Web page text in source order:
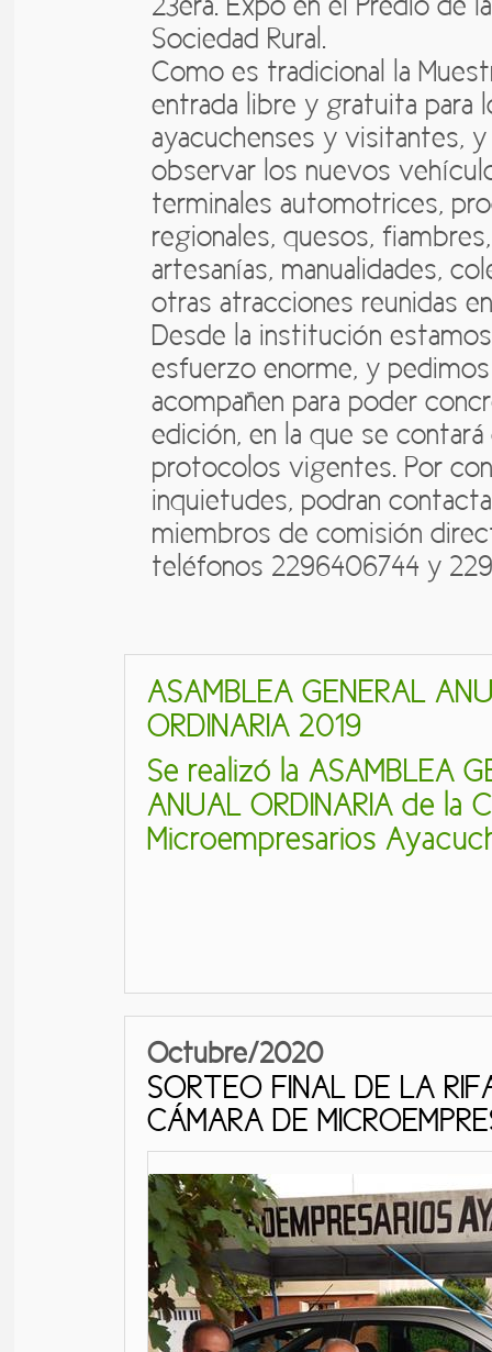
23era. Expo en el Predio de
Sociedad Rural.
Como es tradicional la
entrada libre y gratuita para
ayacuchenses y visitantes,
observar los nuevos
terminales automotrices,
regionales, quesos,
artesanías, manualidades,
otras atracciones reunidas
Desde la institución
esfuerzo enorme, y
acompañen para poder
edición, en la que se contará
protocolos vigentes. Por
inquietudes, podran
miembros de comisión
teléfonos 2296406744 y
ASAMBLEA GENERAL
ORDINARIA 2019
Se realizó la ASAMBLEA
ANUAL ORDINARIA de la
Microempresarios
Octubre/2020
SORTEO FINAL DE LA
CÁMARA DE